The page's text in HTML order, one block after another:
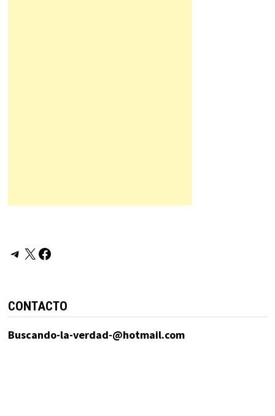
Telegram
X Facebook
CONTACTO
Buscando-la-verdad-@hotmail.com